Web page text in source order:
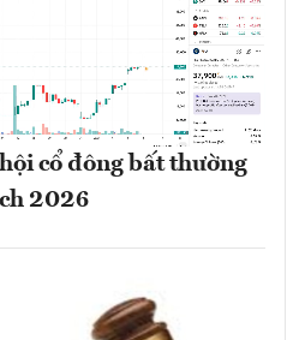
cổ đông bất thường
2026